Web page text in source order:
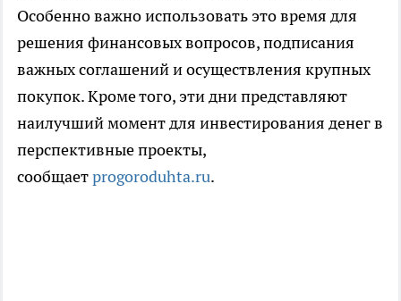
Особенно важно использовать это время для
решения финансовых вопросов, подписания
важных соглашений и осуществления крупных
покупок. Кроме того, эти дни представляют
наилучший момент для инвестирования денег в
перспективные проекты,
сообщаетprogoroduhta.ru.